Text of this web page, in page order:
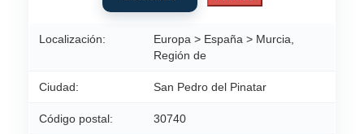
Localización:
Europa > España > Murcia,
Región de
Ciudad: San Pedro del Pinatar
Código postal: 30740